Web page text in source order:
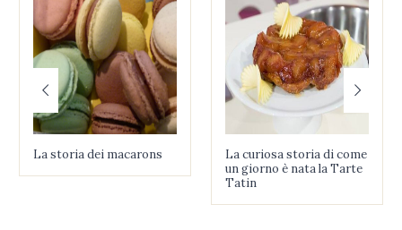
La storia dei macarons
La curiosa storia di come
un giorno è nata la Tarte
Tatin